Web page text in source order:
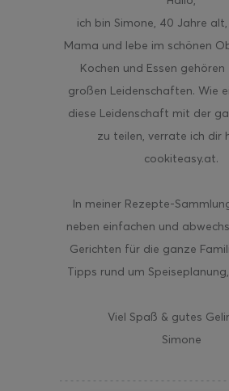
ich bin Simone, 40 Jahre
Mama und lebe im schönen
Kochen und Essen gehören
großen Leidenschaften. Wie
diese Leidenschaft mit der
zu teilen, verrate ich dir
cookiteasy.at.
In meiner Rezepte-
neben einfachen und
Gerichten für die ganze
Tipps rund um
Viel Spaß & gutes
Simone